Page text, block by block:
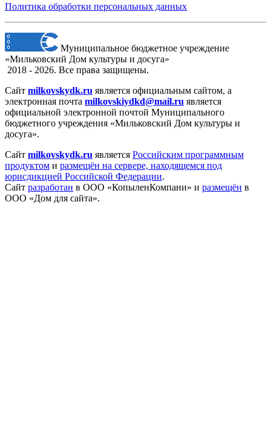
Политика обработки персональных данных
Муниципальное бюджетное учреждение
«Мильковский Дом культуры и досуга»
2018 - 2026. Все права защищены.
Сайт milkovskydk.ru является официальным сайтом, а
электронная почта milkovskiydkd@mail.ru является
официальной электронной почтой Муниципального
бюджетного учреждения «Мильковский Дом культуры и
досуга».
Сайт milkovskydk.ru является Российским программным
продуктом и размещён на сервере, находящемся под
юрисдикцией Российской Федерации.
Сайт разработан в ООО «КопыленКомпани» и размещён в
ООО «Дом для сайта».